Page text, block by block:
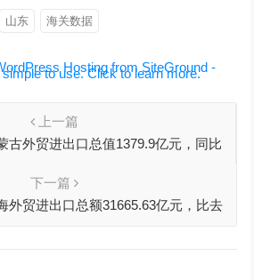
山东 海关数据
上一篇
古外贸进出口总值1379.9亿元，同比
下一篇
外贸进出口总额31665.63亿元，比去